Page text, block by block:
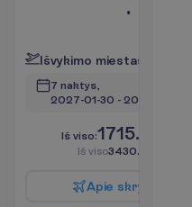
Išvykimo miestas
7 naktys,
2027-01-30 - 2027-02-06
Iš viso:1715.00
Iš viso3430.00
Apie skry